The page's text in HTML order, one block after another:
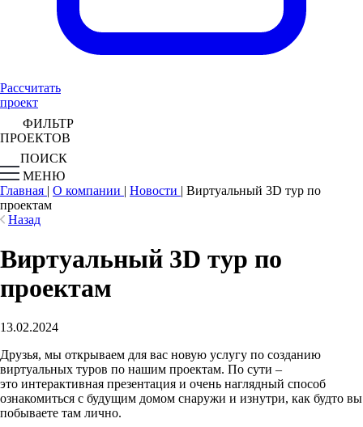
Рассчитать
проект
ФИЛЬТР
ПРОЕКТОВ
ПОИСК
МЕНЮ
Главная | О компании | Новости | Виртуальный 3D тур по
проектам
Назад
Виртуальный 3D тур по
проектам
13.02.2024
Друзья, мы открываем для вас новую услугу по созданию
виртуальных туров по нашим проектам. По сути –
это интерактивная презентация и очень наглядный способ
ознакомиться с будущим домом снаружи и изнутри, как будто вы
побываете там лично.